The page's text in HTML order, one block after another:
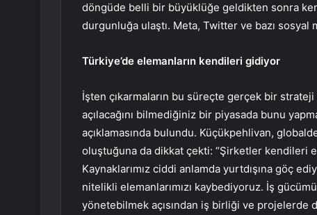
döngüde belli bir büyüklüğe geldikten sonra
durgunluğa ulaştı. Meta, Twitter ve bazı
Türkiye’de elemanların kendileri gidiyor
İşten çıkarmaların bu süreçte gerçek bir
açılacağını bilmediğiniz bir piyasada bunu
açıklamasında bulundu. Küçükpehlivan,
oluştuğuna da dikkat çekti: “Şirketler kendileri
Kaynaklarımız ciddi anlamda yurtdışına göç
nitelikli elemanlarımızı kaybediyoruz. İş
yönetebilmek açısından iş birliği ve projelerde